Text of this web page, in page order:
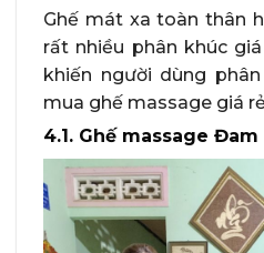
Ghế mát xa toàn thân
rất nhiều phân khúc
khiến người dùng
mua ghế massage giá
4.1. Ghế massage